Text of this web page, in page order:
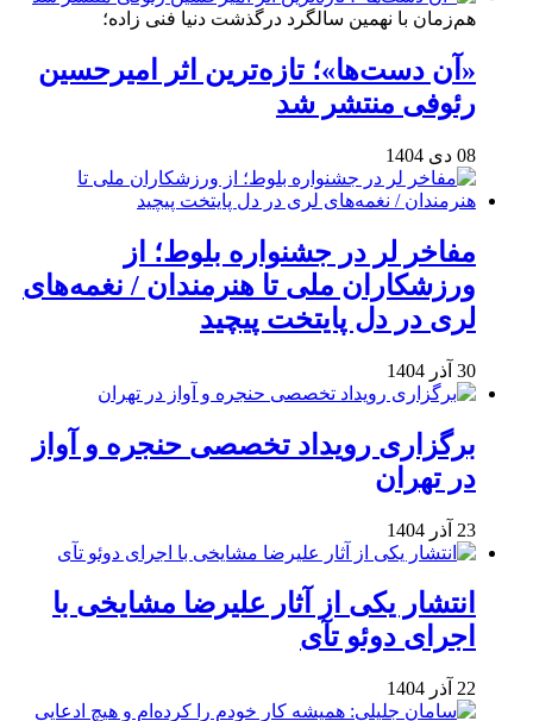
هم‌زمان با نهمین سالگرد درگذشت دنیا فنی زاده؛
«آن دست‌ها»؛ تازه‌ترین اثر امیرحسین
رئوفی منتشر شد
08 دی 1404
مفاخر لر در جشنواره بلوط؛ از
ورزشکاران ملی تا هنرمندان / نغمه‌های
لری در دل پایتخت پیچید
30 آذر 1404
برگزاری رویداد تخصصی حنجره و آواز
در تهران
23 آذر 1404
انتشار یکی از آثار علیرضا مشایخی با
اجرای دوئو تآی
22 آذر 1404